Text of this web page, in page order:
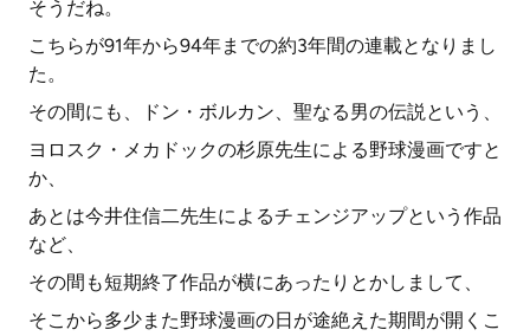
そうだね。
こちらが91年から94年までの約3年間の連載となりまし
た。
その間にも、ドン・ボルカン、聖なる男の伝説という、
ヨロスク・メカドックの杉原先生による野球漫画ですと
か、
あとは今井住信二先生によるチェンジアップという作品
など、
その間も短期終了作品が横にあったりとかしまして、
そこから多少また野球漫画の日が途絶えた期間が開くこ